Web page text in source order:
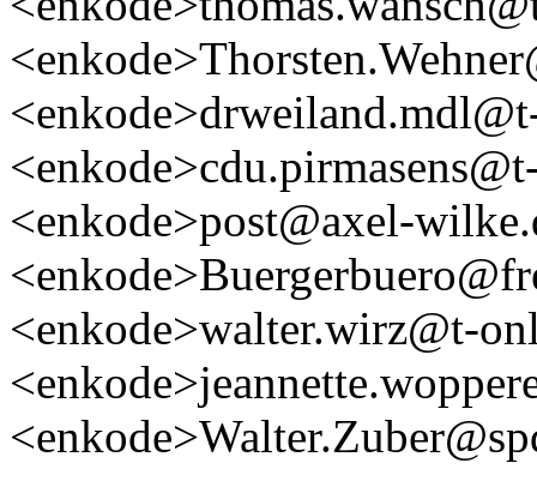
<enkode>post@axel-
<enkode>walter.wirz@t-